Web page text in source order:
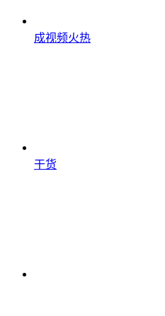
成视频火热
干货